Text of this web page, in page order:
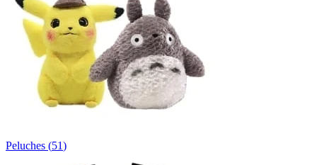
Peluches (51)